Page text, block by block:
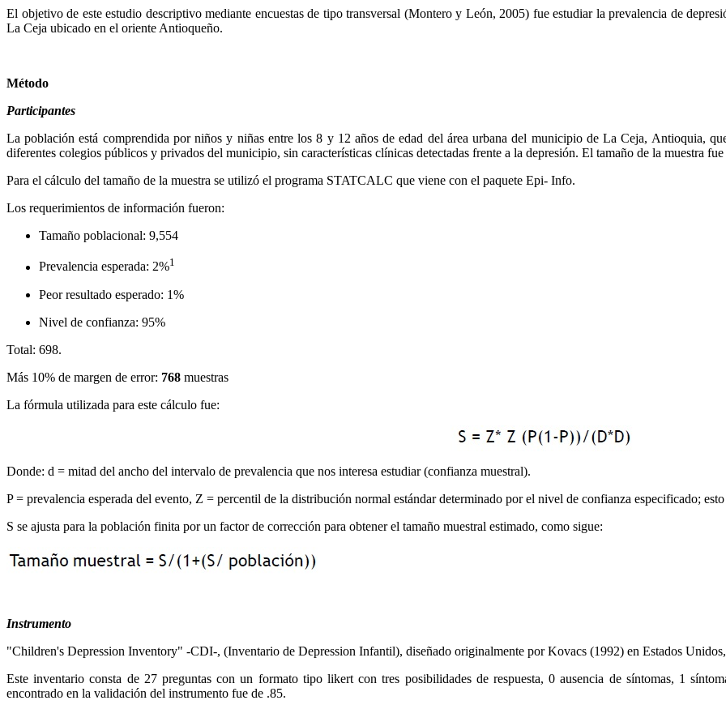
El objetivo de este estudio descriptivo mediante encuestas de tipo transversal (Montero y León, 2005) fue estudiar la prevalencia de
La Ceja ubicado en el oriente Antioqueño.
Método
Participantes
La población está comprendida por niños y niñas entre los 8 y 12 años de edad del área urbana del municipio de La Ceja, Antioquia,
diferentes colegios públicos y privados del municipio, sin características clínicas detectadas frente a la depresión. El tamaño de la muestra fue
Para el cálculo del tamaño de la muestra se utilizó el programa STATCALC que viene con el paquete Epi- Info.
Los requerimientos de información fueron:
Tamaño poblacional: 9,554
Prevalencia esperada: 2%1
Peor resultado esperado: 1%
Nivel de confianza: 95%
Total: 698.
Más 10% de margen de error: 768 muestras
La fórmula utilizada para este cálculo fue:
Donde: d = mitad del ancho del intervalo de prevalencia que nos interesa estudiar (confianza muestral).
P = prevalencia esperada del evento, Z = percentil de la distribución normal estándar determinado por el nivel de confianza especificado;
S se ajusta para la población finita por un factor de corrección para obtener el tamaño muestral estimado, como sigue:
Instrumento
"Children's Depression Inventory" -CDI-, (Inventario de Depression Infantil), diseñado originalmente por Kovacs (1992) en Estados
Este inventario consta de 27 preguntas con un formato tipo likert con tres posibilidades de respuesta, 0 ausencia de síntomas, 1
encontrado en la validación del instrumento fue de .85.